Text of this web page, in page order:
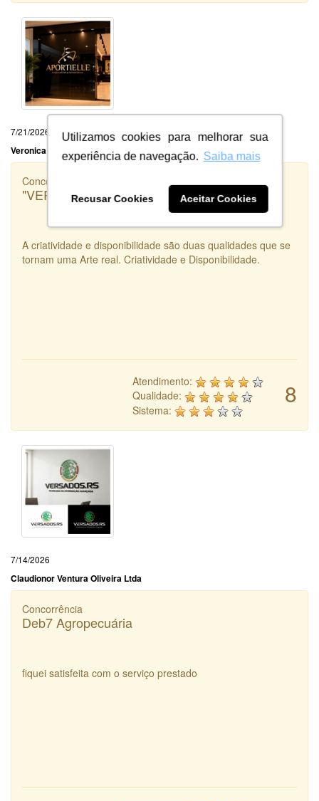
Utilizamos cookies para melhorar sua
experiência de navegação. Saiba mais
Recusar Cookies Aceitar Cookies
7/21/2026
Veronica Portela da Silva
Concorrência
"VERSADOS.RS"
A criatividade e disponibilidade são duas qualidades que se
tornam uma Arte real. Criatividade e Disponibilidade.
8
Atendimento:
Qualidade:
Sistema:
7/14/2026
Claudionor Ventura Oliveira Ltda
Concorrência
Deb7 Agropecuária
fiquei satisfeita com o serviço prestado